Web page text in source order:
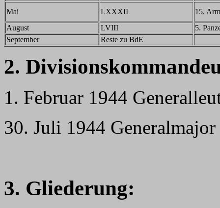
Mai
LXXXII
15.
August
LVIII
5.
September
Reste zu BdE
2.
1. Februar 1944
30. Juli 1944
3. Gliederung: